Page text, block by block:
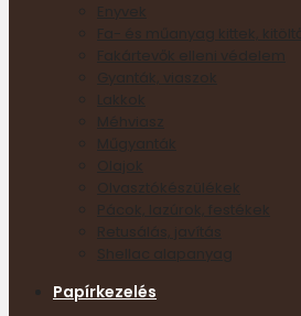
Enyvek
Fa- és műanyag kittek,
Fakártevők elleni védelem
Gyanták, viaszok
Lakkok
Méhviasz
Műgyanták
Olajok
Olvasztókészülékek
Pácok, lazúrok, festékek
Retusálás, javítás
Papírkezelés